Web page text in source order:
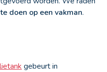
doen op een vakman.
gebeurt in